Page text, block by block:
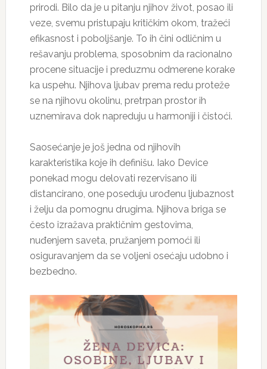
prirodi. Bilo da je u pitanju njihov život, posao ili
veze, svemu pristupaju kritičkim okom, tražeći
efikasnost i poboljšanje. To ih čini odličnim u
rešavanju problema, sposobnim da racionalno
procene situacije i preduzmu odmerene korake
ka uspehu. Njihova ljubav prema redu proteže
se na njihovu okolinu, pretrpan prostor ih
uznemirava dok napreduju u harmoniji i čistoći.
Saosećanje je još jedna od njihovih
karakteristika koje ih definišu. Iako Device
ponekad mogu delovati rezervisano ili
distancirano, one poseduju urođenu ljubaznost
i želju da pomognu drugima. Njihova briga se
često izražava praktičnim gestovima,
nuđenjem saveta, pružanjem pomoći ili
osiguravanjem da se voljeni osećaju udobno i
bezbedno.